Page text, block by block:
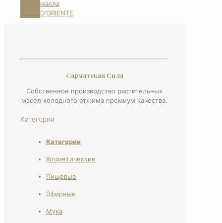
масла
D'ORIENTE
Сарматская Сила
Собственное производство растительных
масел холодного отжима премиум качества.
Категории
Категории
Косметические
Пищевые
Эфирные
Мука